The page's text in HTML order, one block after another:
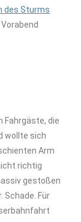
des Sturms
Fahrgäste, die
wollte sich
Arm
richtig
gestoßen
Schade. Für